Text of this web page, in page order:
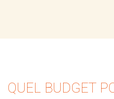
QUEL BUDGET